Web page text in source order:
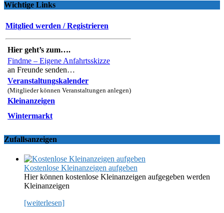
Wichtige Links
Mitglied werden / Registrieren
Hier geht’s zum….
Findme – Eigene Anfahrtsskizze
an Freunde senden…
Veranstaltungskalender
(Mitglieder können Veranstaltungen anlegen)
Kleinanzeigen
Wintermarkt
Zufallsanzeigen
Kostenlose Kleinanzeigen aufgeben
Hier können kostenlose Kleinanzeigen aufgegeben werden
Kleinanzeigen
[weiterlesen]